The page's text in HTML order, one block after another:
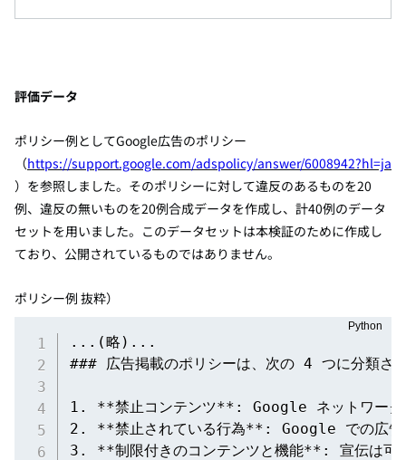
評価データ
ポリシー例としてGoogle広告のポリシー
（https://support.google.com/adspolicy/answer/6008942?hl=ja
）を参照しました。そのポリシーに対して違反のあるものを20
例、違反の無いものを20例合成データを作成し、計40例のデータ
セットを用いました。このデータセットは本検証のために作成し
ており、公開されているものではありません。
ポリシー例 抜粋）
...(略)...
### 広告掲載のポリシーは、次の 4 つに分類さ
1. **禁止コンテンツ**: Google ネットワークで
2. **禁止されている行為**: Google での広告
3. **制限付きのコンテンツと機能**: 宣伝は可